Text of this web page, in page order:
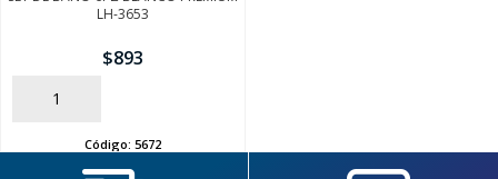
LH-3653
$893
AÑADIR
Código: 5672